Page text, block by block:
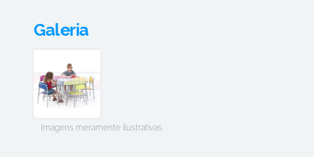
Galeria
Imagens meramente ilustrativas.